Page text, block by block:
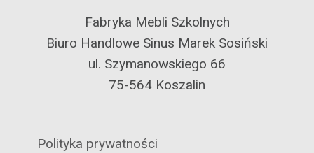
Fabryka Mebli Szkolnych
Biuro Handlowe Sinus Marek Sosiński
ul. Szymanowskiego 66
75-564 Koszalin
Polityka prywatności